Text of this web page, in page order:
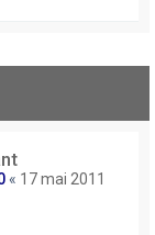
« 17 mai 2011